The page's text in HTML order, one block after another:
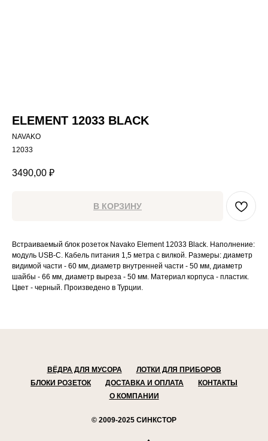
ELEMENT 12033 BLACK
NAVAKO
12033
3490,00 ₽
В КОРЗИНУ
Встраиваемый блок розеток Navako Element 12033 Black. Наполнение:
модуль USB-C. Кабель питания 1,5 метра с вилкой. Размеры: диаметр
видимой части - 60 мм, диаметр внутренней части - 50 мм, диаметр
шайбы - 66 мм, диаметр выреза - 50 мм. Материал корпуса - пластик.
Цвет - черный. Произведено в Турции.
ВЁДРА ДЛЯ МУСОРА
ЛОТКИ ДЛЯ ПРИБОРОВ
БЛОКИ РОЗЕТОК
ДОСТАВКА И ОПЛАТА
КОНТАКТЫ
О КОМПАНИИ
© 2009-2025 СИНКСТОР